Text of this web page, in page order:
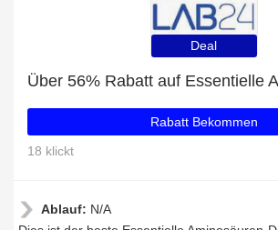
Deal
Rabatt Bekommen
18 klickt
Ablauf: N/A